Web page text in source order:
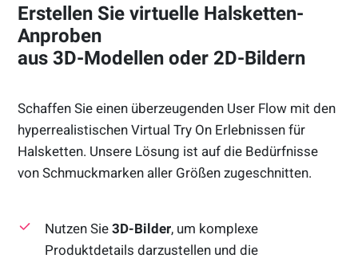
Erstellen Sie virtuelle Halsketten-
Anproben
aus 3D-Modellen oder 2D-Bildern
Schaffen Sie einen überzeugenden User Flow mit den
hyperrealistischen Virtual Try On Erlebnissen für
Halsketten. Unsere Lösung ist auf die Bedürfnisse
von Schmuckmarken aller Größen zugeschnitten.
Nutzen Sie3D-Bilder, um komplexe
Produktdetails darzustellen und die